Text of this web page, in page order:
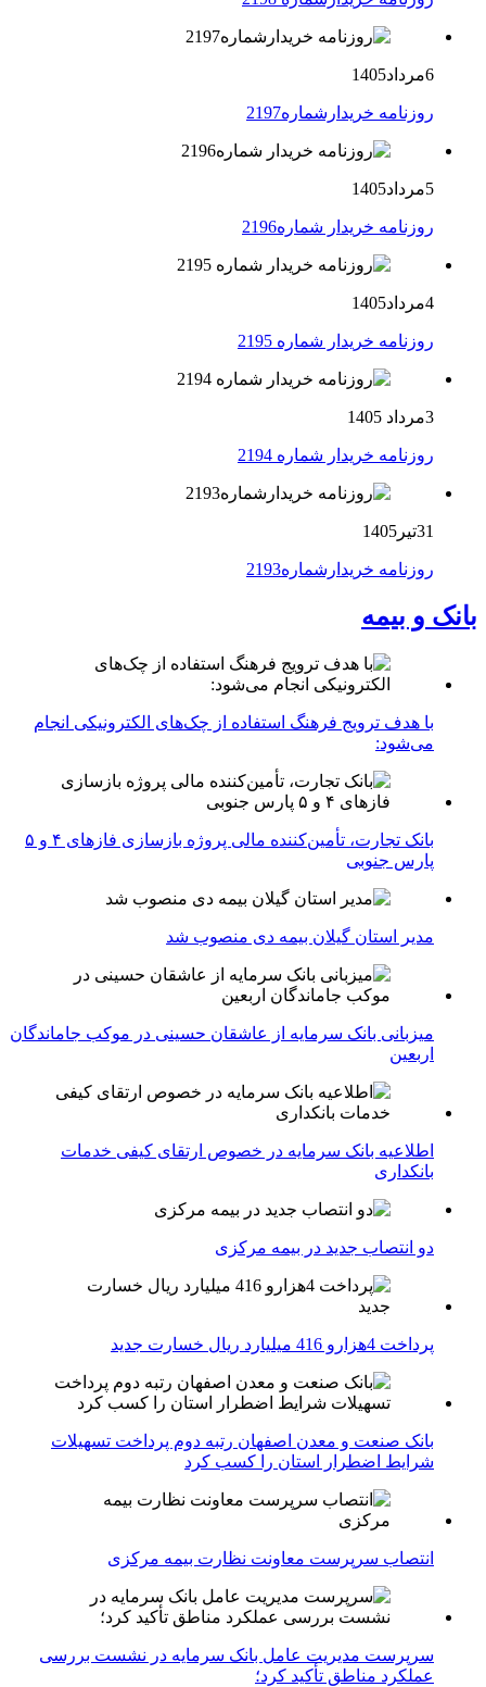
6مرداد1405
روزنامه خریدارشماره2197
5مرداد1405
روزنامه خریدار شماره2196
4مرداد1405
روزنامه خریدار شماره 2195
3مرداد 1405
روزنامه خریدار شماره 2194
31تیر1405
روزنامه خریدارشماره2193
بانک و بیمه
با هدف ترویج فرهنگ استفاده از چک‌های الکترونیکی انجام
می‌شود:
بانک تجارت، تأمین‌کننده مالی پروژه بازسازی فازهای ۴ و ۵
پارس جنوبی
مدیر استان گیلان بیمه دی منصوب شد
میزبانی بانک سرمایه از عاشقان حسینی در موکب جاماندگان
اربعین
اطلاعیه بانک سرمایه در خصوص ارتقای کیفی خدمات
بانکداری
دو انتصاب جدید در بیمه مركزی
پرداخت 4هزارو 416 میلیارد ریال خسارت جدید
بانک صنعت و معدن اصفهان رتبه دوم پرداخت تسهیلات
شرایط اضطرار استان را کسب کرد
انتصاب سرپرست معاونت نظارت بیمه مرکزی
سرپرست مدیریت عامل بانک سرمایه در نشست بررسی
عملکرد مناطق تأکید کرد؛